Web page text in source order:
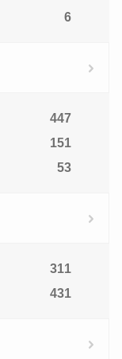
6
447
151
53
311
431